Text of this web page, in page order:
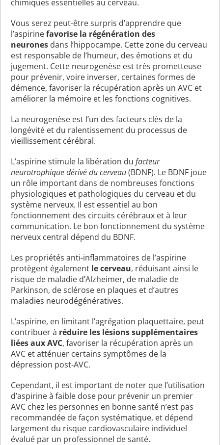
chimiques essentielles au cerveau.
Vous serez peut-être surpris d’apprendre que
l’aspirinefavorise la régénération des
neurones dans l’hippocampe. Cette zone du cerveau
est responsable de l’humeur, des émotions et du
jugement. Cette neurogenèse est très prometteuse
pour prévenir, voire inverser, certaines formes de
démence, favoriser la récupération après un AVC et
améliorer la mémoire et les fonctions cognitives.
La neurogenèse est l’un des facteurs clés de la
longévité et du ralentissement du processus de
vieillissement cérébral.
L’aspirine stimule la libération dufacteur
neurotrophique dérivé du cerveau(BDNF). Le BDNF joue
un rôle important dans de nombreuses fonctions
physiologiques et pathologiques du cerveau et du
système nerveux. Il est essentiel au bon
fonctionnement des circuits cérébraux et à leur
communication. Le bon fonctionnement du système
nerveux central dépend du BDNF.
Les propriétés anti-inflammatoires de l’aspirine
protègent également le cerveau, réduisant ainsi le
risque de maladie d’Alzheimer, de maladie de
Parkinson, de sclérose en plaques et d’autres
maladies neurodégénératives.
L’aspirine, en limitant l’agrégation plaquettaire, peut
contribuer à réduire les lésions supplémentaires
liées aux AVC, favoriser la récupération après un
AVC et atténuer certains symptômes de la
dépression post-AVC.
Cependant, il est important de noter que l’utilisation
d’aspirine à faible dose pour prévenir un premier
AVC chez les personnes en bonne santé n’est pas
recommandée de façon systématique, et dépend
largement du risque cardiovasculaire individuel
évalué par un professionnel de santé.